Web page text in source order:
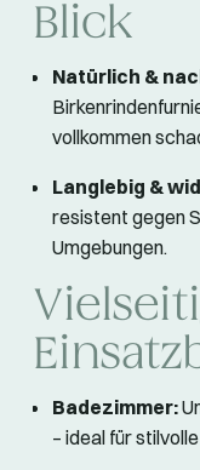
Blick
Natürlich &
vollkommen
Langlebig &
resistent gegen
Umgebungen.
Badezimmer:
– ideal für